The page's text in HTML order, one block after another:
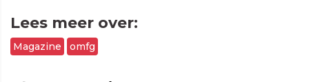
Lees meer over:
Magazine omfg